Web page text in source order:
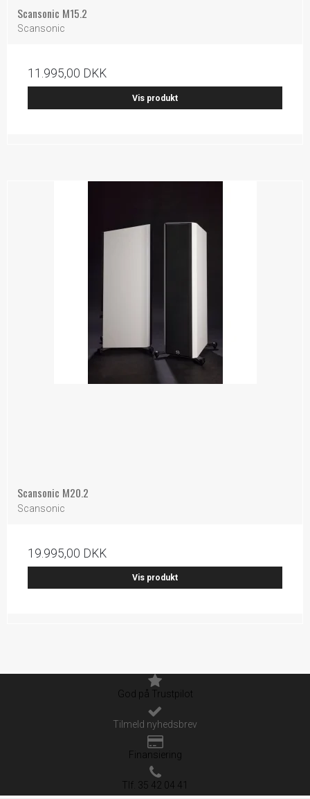
Scansonic M15.2
Scansonic
11.995,00 DKK
Vis produkt
Scansonic M20.2
Scansonic
19.995,00 DKK
Vis produkt
God på Trustpilot
Tilmeld nyhedsbrev
Finansiering
Tlf. 35 42 04 41